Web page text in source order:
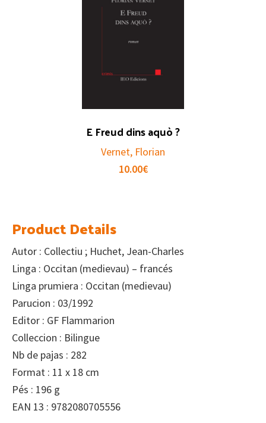
E Freud dins aquò ?
Vernet, Florian
10.00€
Product Details
Autor : Collectiu ; Huchet, Jean-Charles
Linga : Occitan (medievau) – francés
Linga prumiera : Occitan (medievau)
Parucion : 03/1992
Editor : GF Flammarion
Colleccion : Bilingue
Nb de pajas : 282
Format : 11 x 18 cm
Pés : 196 g
EAN 13 : 9782080705556